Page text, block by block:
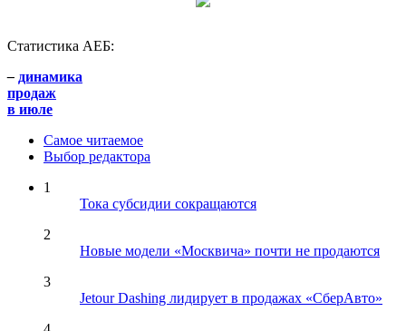
Статистика АЕБ:
– динамика
продаж
в июле
Самое читаемое
Выбор редактора
1
Тока субсидии сокращаются
2
Новые модели «Москвича» почти не продаются
3
Jetour Dashing лидирует в продажах «СберАвто»